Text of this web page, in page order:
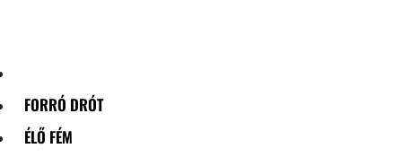
FORRÓ DRÓT
ÉLŐ FÉM